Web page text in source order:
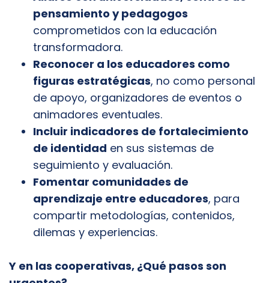
pensamiento y pedagogos
comprometidos con la educación
transformadora.
Reconocer a los educadores como
figuras estratégicas, no como personal
de apoyo, organizadores de eventos o
animadores eventuales.
Incluir indicadores de fortalecimiento
de identidad en sus sistemas de
seguimiento y evaluación.
Fomentar comunidades de
aprendizaje entre educadores, para
compartir metodologías, contenidos,
dilemas y experiencias.
Y en las cooperativas, ¿Qué pasos son